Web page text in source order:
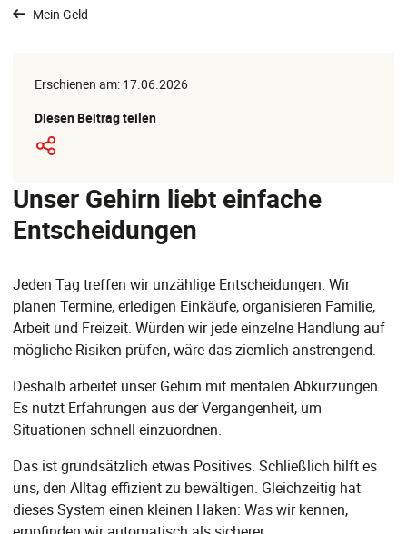
Mein Geld
Erschienen am: 17.06.2026
Diesen Beitrag teilen
Unser Gehirn liebt einfache
Entscheidungen
Jeden Tag treffen wir unzählige Entscheidungen. Wir
planen Termine, erledigen Einkäufe, organisieren Familie,
Arbeit und Freizeit. Würden wir jede einzelne Handlung auf
mögliche Risiken prüfen, wäre das ziemlich anstrengend.
Deshalb arbeitet unser Gehirn mit mentalen Abkürzungen.
Es nutzt Erfahrungen aus der Vergangenheit, um
Situationen schnell einzuordnen.
Das ist grundsätzlich etwas Positives. Schließlich hilft es
uns, den Alltag effizient zu bewältigen. Gleichzeitig hat
dieses System einen kleinen Haken: Was wir kennen,